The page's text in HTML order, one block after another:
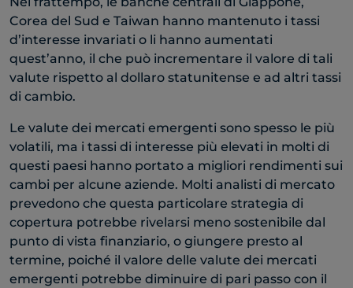
Corea del Sud e Taiwan hanno mantenuto i tassi
d’interesse invariati o li hanno aumentati
quest’anno, il che può incrementare il valore di tali
valute rispetto al dollaro statunitense e ad altri tassi
di cambio.
Le valute dei mercati emergenti sono spesso le più
volatili, ma i tassi di interesse più elevati in molti di
questi paesi hanno portato a migliori rendimenti sui
cambi per alcune aziende. Molti analisti di mercato
prevedono che questa particolare strategia di
copertura potrebbe rivelarsi meno sostenibile dal
punto di vista finanziario, o giungere presto al
termine, poiché il valore delle valute dei mercati
emergenti potrebbe diminuire di pari passo con il